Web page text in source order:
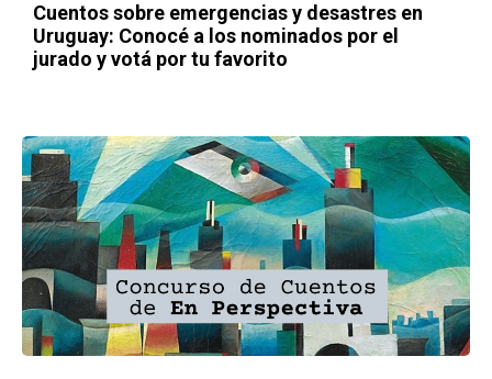
Cuentos sobre emergencias y desastres en
Uruguay: Conocé a los nominados por el
jurado y votá por tu favorito